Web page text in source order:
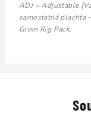
ADJ = Adjustable
samostatná plachta
Grom Rig Pack.